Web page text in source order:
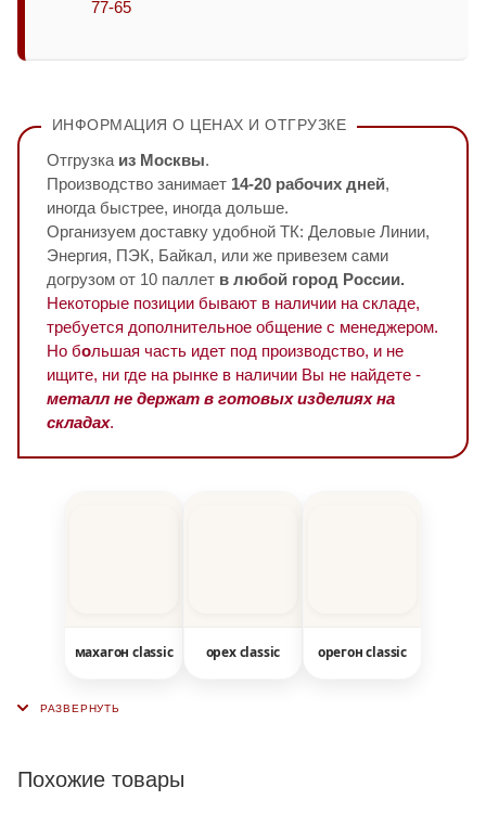
77-65
ИНФОРМАЦИЯ О ЦЕНАХ И ОТГРУЗКЕ
Отгрузка из Москвы.
Производство занимает 14-20 рабочих дней,
иногда быстрее, иногда дольше.
Организуем доставку удобной ТК: Деловые Линии,
Энергия, ПЭК, Байкал, или же привезем сами
догрузом от 10 паллет в любой город России.
Некоторые позиции бывают в наличии на складе,
требуется дополнительное общение с менеджером.
Но большая часть идет под производство, и не
ищите, ни где на рынке в наличии Вы не найдете -
металл не держат в готовых изделиях на
складах.
махагон classic орех classic орегон classic
Похожие товары